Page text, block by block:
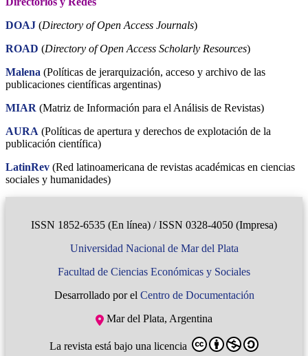
DOAJ (Directory of Open Access Journals)
ROAD (Directory of Open Access Scholarly Resources)
Malena (Políticas de jerarquización, acceso y archivo de las
publicaciones científicas argentinas)
MIAR (Matriz de Información para el Análisis de Revistas)
AURA (Políticas de apertura y derechos de explotación de la
publicación científica)
LatinRev (Red latinoamericana de revistas académicas en ciencias
sociales y humanidades)
ISSN 1852-6535 (En línea) / ISSN 0328-4050 (Impresa)
Universidad Nacional de Mar del Plata
Facultad de Ciencias Económicas y Sociales
Desarrollado por el Centro de Documentación
Mar del Plata, Argentina
La revista está bajo una licencia